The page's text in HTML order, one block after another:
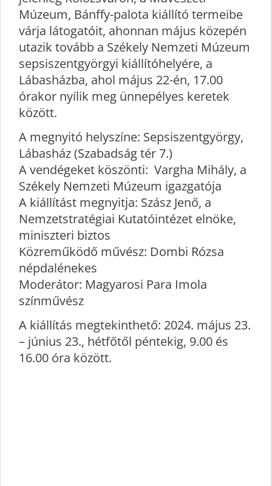
Múzeum, Bánffy-palota kiállító termeibe
várja látogatóit, ahonnan május közepén
utazik tovább a Székely Nemzeti Múzeum
sepsiszentgyörgyi kiállítóhelyére, a
Lábasházba, ahol május 22-én, 17.00
órakor nyílik meg ünnepélyes keretek
között.
A megnyitó helyszíne: Sepsiszentgyörgy,
Lábasház (Szabadság tér 7.)
A vendégeket köszönti: Vargha Mihály, a
Székely Nemzeti Múzeum igazgatója
A kiállítást megnyitja: Szász Jenő, a
Nemzetstratégiai Kutatóintézet elnöke,
miniszteri biztos
Közreműködő művész: Dombi Rózsa
népdalénekes
Moderátor: Magyarosi Para Imola
színművész
A kiállítás megtekinthető: 2024. május 23.
– június 23., hétfőtől péntekig, 9.00 és
16.00 óra között.